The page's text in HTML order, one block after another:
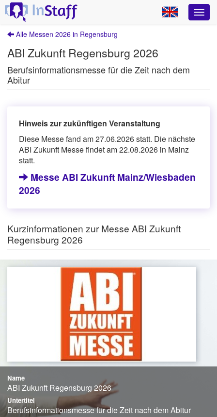
Alle Messen 2026 in Regensburg
ABI Zukunft Regensburg 2026
Berufsinforma­tionsmesse für die Zeit nach dem
Abitur
Hinweis zur zukünftigen Veranstaltung
Diese Messe fand am 27.06.2026 statt. Die nächste
ABI Zukunft Messe findet am 22.08.2026 in Mainz
statt.
Messe ABI Zukunft Mainz/Wiesbaden
2026
Kurzinformationen zur Messe ABI Zukunft
Regensburg 2026
Name
ABI Zukunft Regensburg 2026
Untertitel
Berufsinforma­tionsmesse für die Zeit nach dem Abitur